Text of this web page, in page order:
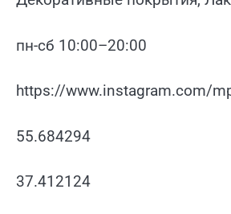
пн-сб 10:00–20:00
https://www.instagram.com/
55.684294
37.412124